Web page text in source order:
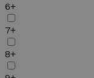
6+
7+
8+